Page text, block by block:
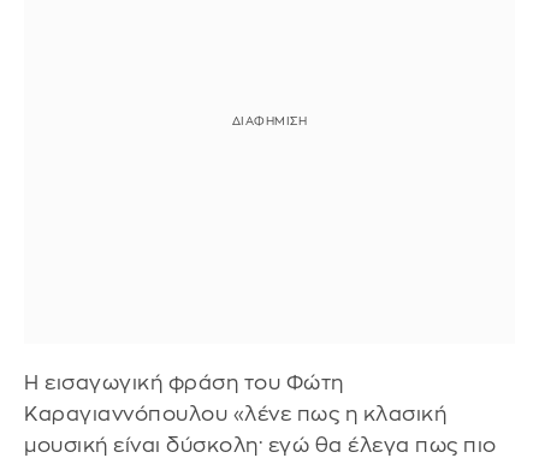
Η εισαγωγική φράση του Φώτη
Καραγιαννόπουλου «λένε πως η κλασική
μουσική είναι δύσκολη· εγώ θα έλεγα πως πιο